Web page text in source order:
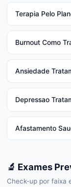
Terapia Pelo
Burnout Como
Ansiedade
Depressao
Afastamento
🔬 Exames
Check-up por faixa